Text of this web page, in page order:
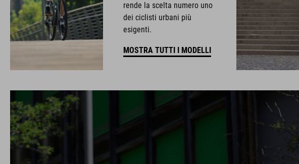
rende la scelta numero uno
dei ciclisti urbani più
esigenti.
MOSTRA TUTTI I MODELLI